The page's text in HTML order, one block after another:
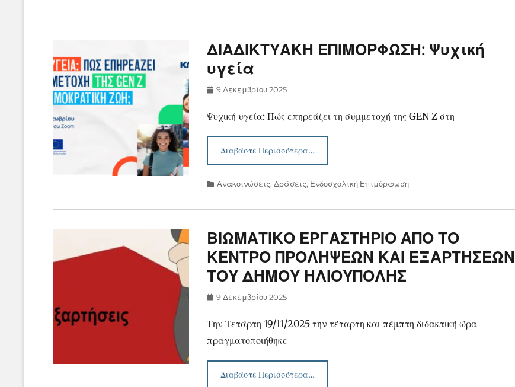
ΔΙΑΔΙΚΤΥΑΚΗ ΕΠΙΜΟΡΦΩΣΗ: Ψυχική
υγεία
Posted
9 Δεκεμβρίου 2025
Ψυχική υγεία: Πώς επηρεάζει τη συμμετοχή της GEN Z στη
Διαβάστε Περισσότερα…
Categories
Ανακοινώσεις,Δράσεις, Ενδοσχολική Επιμόρφωση
ΒΙΩΜΑΤΙΚΟ ΕΡΓΑΣΤΗΡΙΟ ΑΠΟ ΤΟ
ΚΕΝΤΡΟ ΠΡΟΛΗΨΕΩΝ ΚΑΙ ΕΞΑΡΤΗΣΕΩΝ
ΤΟΥ ΔΗΜΟΥ ΗΛΙΟΥΠΟΛΗΣ
Posted
9 Δεκεμβρίου 2025
Την Τετάρτη 19/11/2025 την τέταρτη και πέμπτη διδακτική ώρα
πραγματοποιήθηκε
Διαβάστε Περισσότερα…